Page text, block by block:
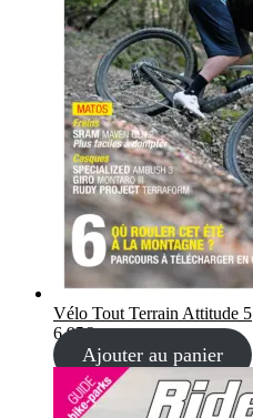
Vélo Tout Terrain Attitude 5
6,95€
Ajouter au panier